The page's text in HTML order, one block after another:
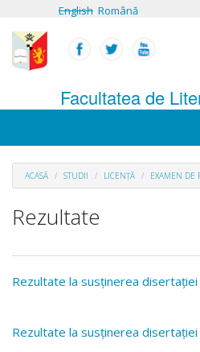
conţinutul
principal
English Română
Facultatea de
ACASĂ STUDII LICENȚĂ EXAMEN DE
Rezultate
Rezultate la susținerea disertației
Rezultate la susținerea disertației